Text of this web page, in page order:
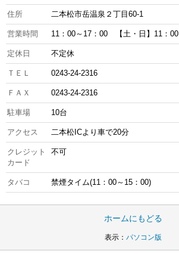
住所 二本松市岳温泉２丁目60-1
営業時間 11：00～17：00 【土・日】11：
定休日 不定休
ＴＥＬ 0243-24-2316
ＦＡＸ 0243-24-2316
駐車場 10台
アクセス 二本松ICより車で20分
クレジット
カード
不可
タバコ 禁煙タイム(11：00～15：00)
ホームにもどる
表示： パソコン版